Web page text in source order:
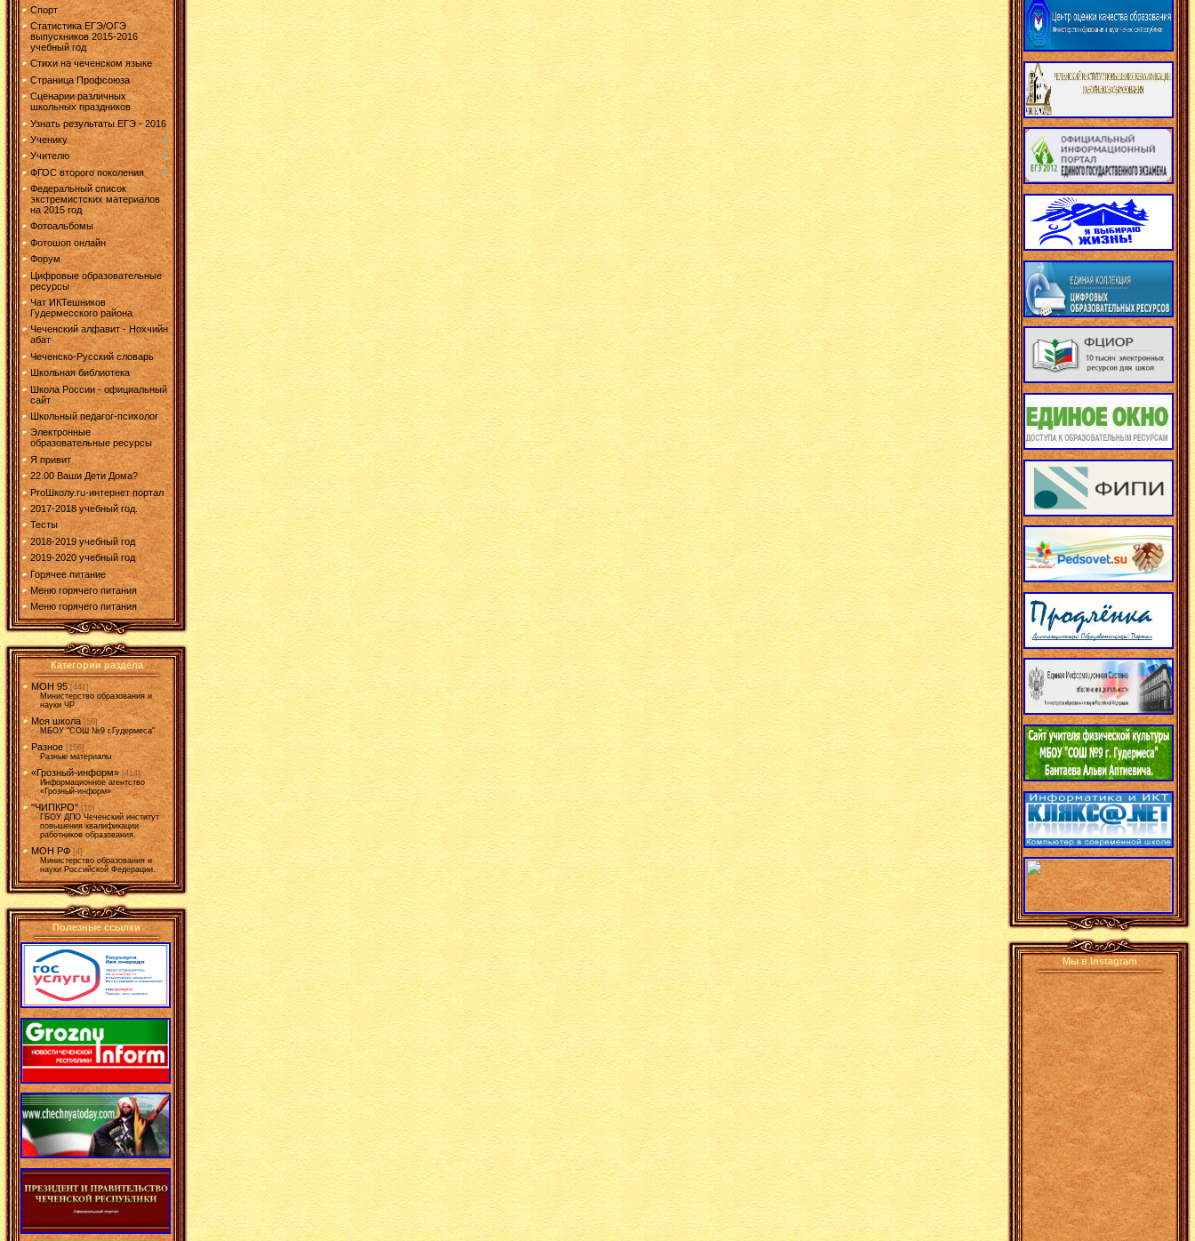
Спорт
Статистика ЕГЭ/ОГЭ
выпускников 2015-2016
учебный год
Стихи на чеченском языке
Страница Профсоюза
Сценарии различных
школьных праздников
Узнать результаты ЕГЭ - 2016
Ученику
Учителю
ФГОС второго поколения
Федеральный список
экстремистских материалов
на 2015 год
Фотоальбомы
Фотошоп онлайн
Форум
Цифровые образовательные
ресурсы
Чат ИКТешников
Гудермесского района
Чеченский алфавит - Нохчийн
абат
Чеченско-Русский словарь
Школьная библиотека
Школа России - официальный
сайт
Школьный педагог-психолог
Электронные
образовательные ресурсы
Я привит
22.00 Ваши Дети Дома?
ProШколу.ru-интернет портал
2017-2018 учебный год.
Тесты
2018-2019 учебный год
2019-2020 учебный год
Горячее питание
Меню горячего питания
Меню горячего питания
Категории раздела
МОН 95 [441]
Министерство образования и
науки ЧР
Моя школа [50]
МБОУ "СОШ №9 г.Гудермеса"
Разное [156]
Разные материалы
«Грозный-информ» [414]
Информационное агентство
«Грозный-информ»
"ЧИПКРО" [10]
ГБОУ ДПО Чеченский институт
повышения квалификации
работников образования.
МОН РФ [4]
Министерство образования и
науки Российской Федерации.
Полезные ссылки
Мы в Instagram